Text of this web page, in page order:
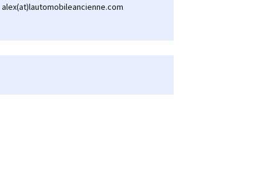
alex(at)lautomobileancienne.com